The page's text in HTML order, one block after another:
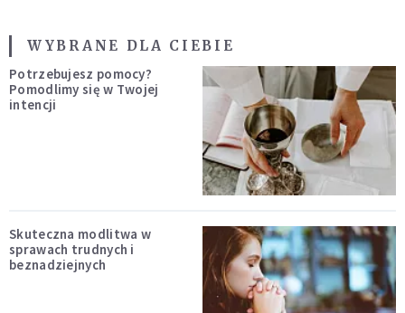
WYBRANE DLA CIEBIE
Potrzebujesz pomocy?
Pomodlimy się w Twojej
intencji
Skuteczna modlitwa w
sprawach trudnych i
beznadziejnych